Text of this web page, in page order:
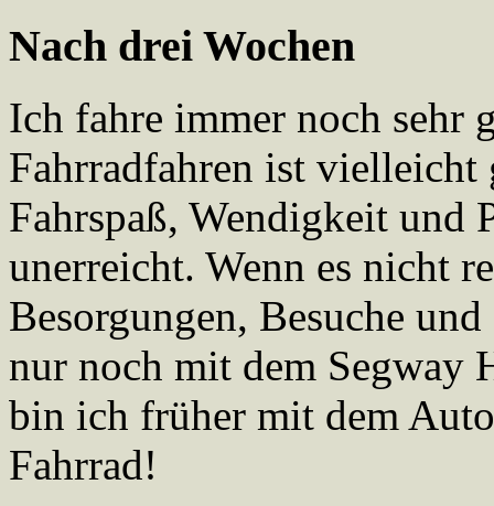
Nach drei Wochen
Ich fahre immer noch sehr
Fahrradfahren ist vielleicht
Fahrspaß, Wendigkeit und
unerreicht. Wenn es nicht
Besorgungen, Besuche
nur noch mit dem Segway
bin ich früher mit dem
Fahrrad!